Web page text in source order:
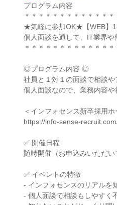
プログラム内容
＊＊＊＊＊＊＊＊＊＊＊＊
★気軽に参加OK★【WEB】
個人面談を通して、IT業界や
＊＊＊＊＊＊＊＊＊＊＊＊
◎プログラム内容 ◎
社員と１対１の面談で相談や
個人面談なので、業務内容
＜インフォセンス新卒採用ホ
https://info-sense-
✅ 開催日程
随時開催（お申込みいただ
✅ イベントの特徴
- インフォセンスのリアルを
‐ 個人面談で相談もしやすく